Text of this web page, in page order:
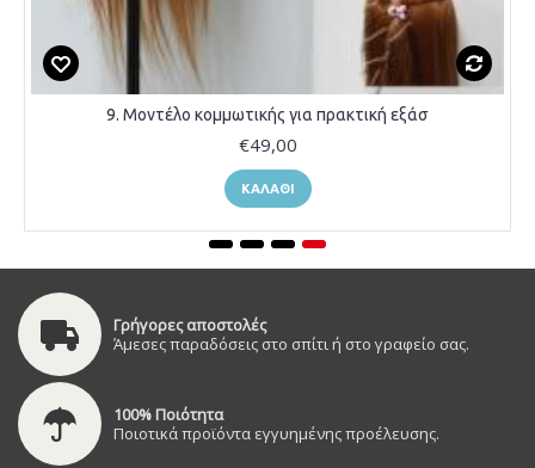
9. Μοντέλο κομμωτικής για πρακτική εξάσ
€49,00
ΚΑΛΆΘΙ
Γρήγορες αποστολές
Άμεσες παραδόσεις στο σπίτι ή στο γραφείο σας.
100% Ποιότητα
Ποιοτικά προϊόντα εγγυημένης προέλευσης.